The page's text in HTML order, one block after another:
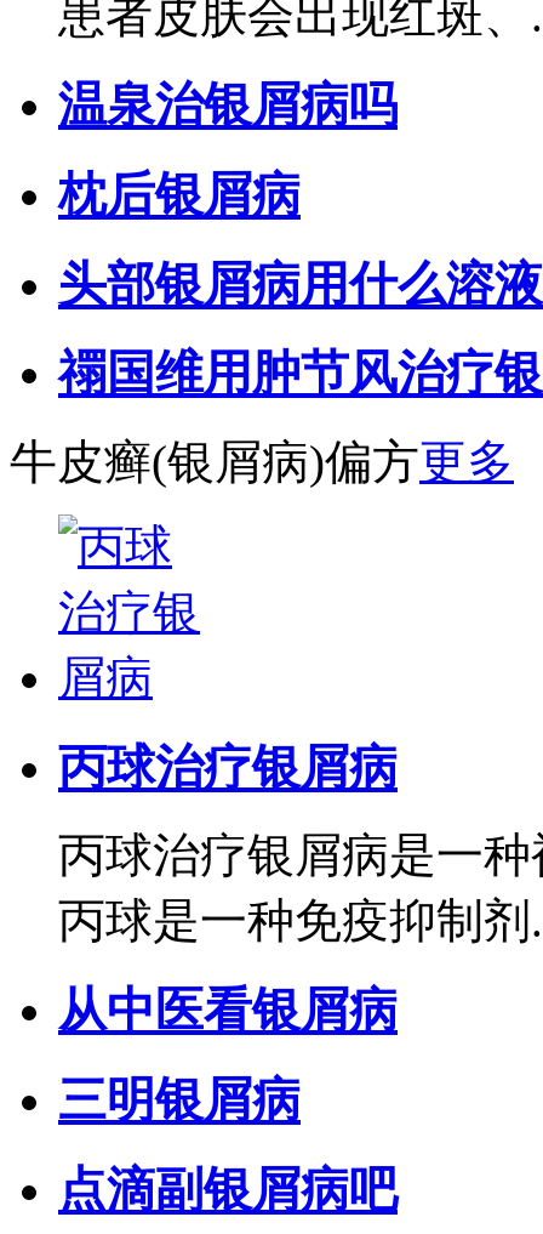
患者皮肤会出现红斑、
温泉治银屑病吗
枕后银屑病
头部银屑病用什么溶
禤国维用肿节风治疗
牛皮癣(银屑病)偏方更多
丙球治疗银屑病
丙球治疗银屑病是一
丙球是一种免疫抑制剂
从中医看银屑病
三明银屑病
点滴副银屑病吧